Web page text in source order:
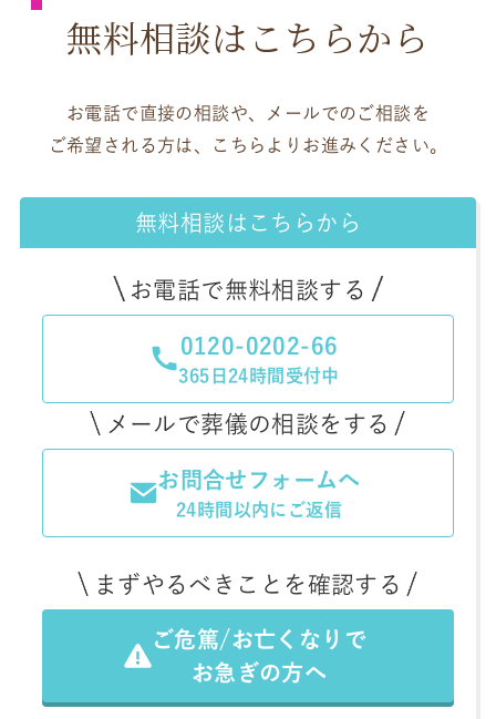
無料相談はこちらから
お電話で直接の相談や、メールでのご相談を
ご希望される方は、こちらよりお進みください。
無料相談はこちらから
お電話で無料相談する
0120-0202-66
365日24時間受付中
メールで葬儀の相談をする
お問合せフォームへ
24時間以内にご返信
まずやるべきことを確認する
ご危篤/お亡くなりで
お急ぎの方へ